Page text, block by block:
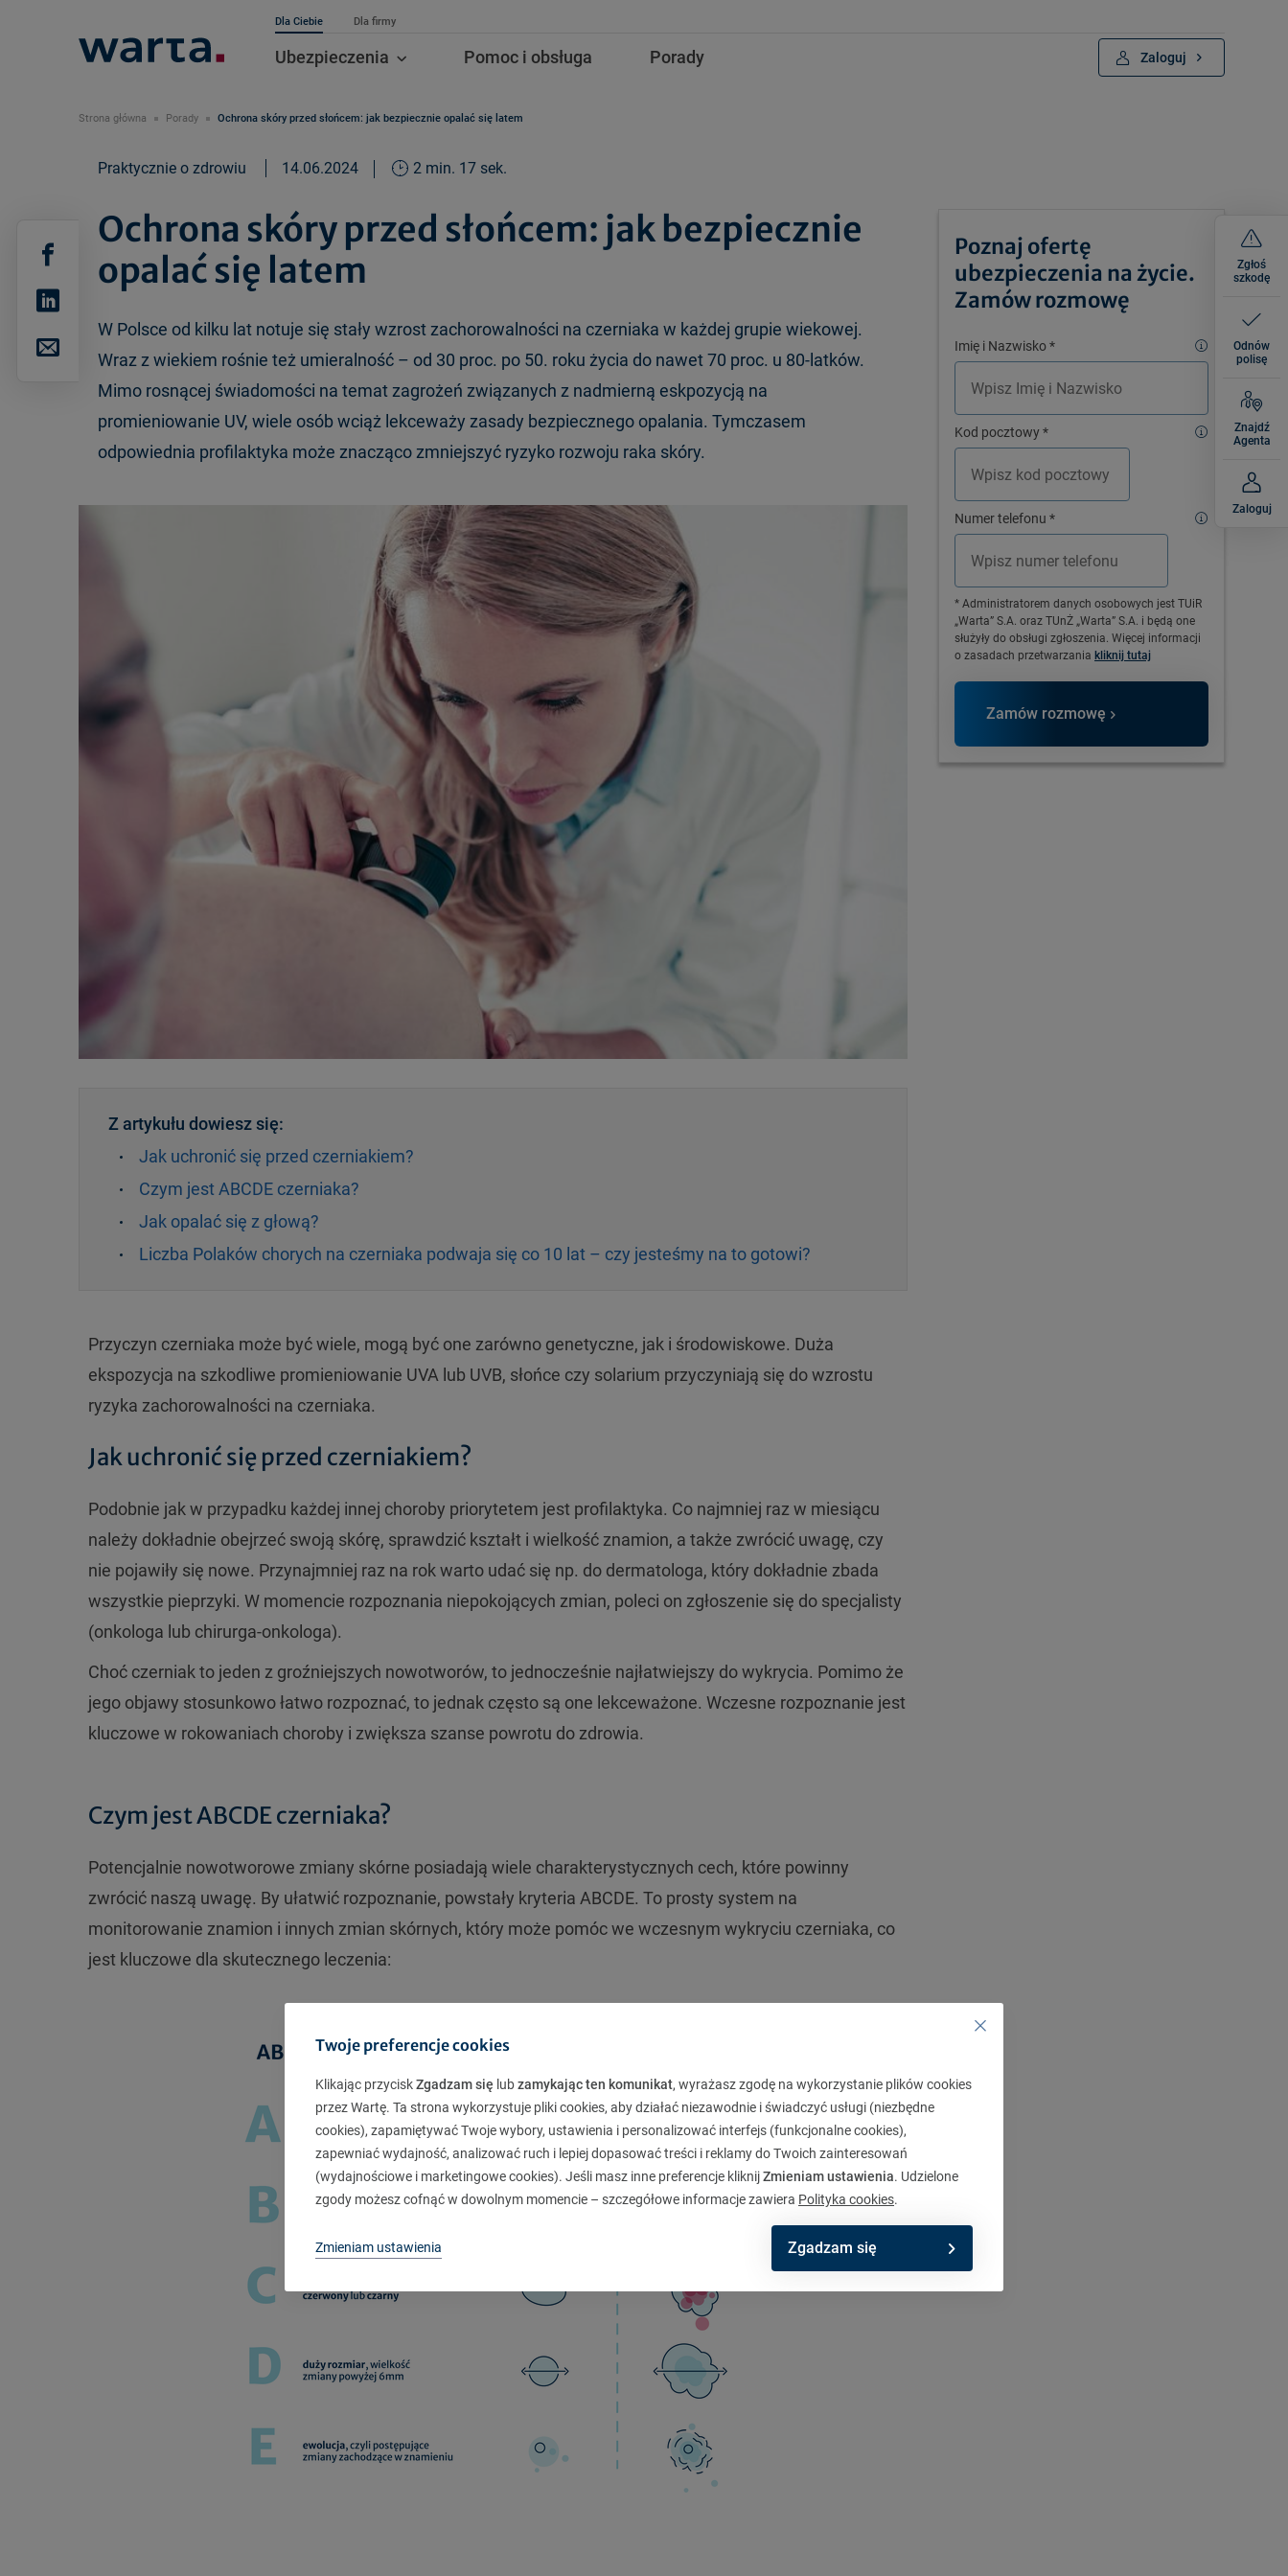
Dla Ciebie Dla firmy
Ubezpieczenia Pomoc i obsługa Porady Zaloguj
Strona główna Porady Ochrona skóry przed słońcem: jak bezpiecznie opalać się latem
Praktycznie o zdrowiu 14.06.2024 2 min. 17 sek.
Ochrona skóry przed słońcem: jak bezpiecznie
opalać się latem
W Polsce od kilku lat notuje się stały wzrost zachorowalności na czerniaka w każdej grupie wiekowej.
Wraz z wiekiem rośnie też umieralność – od 30 proc. po 50. roku życia do nawet 70 proc. u 80-latków.
Mimo rosnącej świadomości na temat zagrożeń związanych z nadmierną eskpozycją na
promieniowanie UV, wiele osób wciąż lekceważy zasady bezpiecznego opalania. Tymczasem
odpowiednia profilaktyka może znacząco zmniejszyć ryzyko rozwoju raka skóry.
Z artykułu dowiesz się:
Jak uchronić się przed czerniakiem?
Czym jest ABCDE czerniaka?
Jak opalać się z głową?
Liczba Polaków chorych na czerniaka podwaja się co 10 lat – czy jesteśmy na to gotowi?
Przyczyn czerniaka może być wiele, mogą być one zarówno genetyczne, jak i środowiskowe. Duża
ekspozycja na szkodliwe promieniowanie UVA lub UVB, słońce czy solarium przyczyniają się do wzrostu
ryzyka zachorowalności na czerniaka.
Jak uchronić się przed czerniakiem?
Podobnie jak w przypadku każdej innej choroby priorytetem jest profilaktyka. Co najmniej raz w miesiącu
należy dokładnie obejrzeć swoją skórę, sprawdzić kształt i wielkość znamion, a także zwrócić uwagę, czy
nie pojawiły się nowe. Przynajmniej raz na rok warto udać się np. do dermatologa, który dokładnie zbada
wszystkie pieprzyki. W momencie rozpoznania niepokojących zmian, poleci on zgłoszenie się do specjalisty
(onkologa lub chirurga-onkologa).
Choć czerniak to jeden z groźniejszych nowotworów, to jednocześnie najłatwiejszy do wykrycia. Pomimo że
jego objawy stosunkowo łatwo rozpoznać, to jednak często są one lekceważone. Wczesne rozpoznanie jest
kluczowe w rokowaniach choroby i zwiększa szanse powrotu do zdrowia.
Czym jest ABCDE czerniaka?
Potencjalnie nowotworowe zmiany skórne posiadają wiele charakterystycznych cech, które powinny
zwrócić naszą uwagę. By ułatwić rozpoznanie, powstały kryteria ABCDE. To prosty system na
monitorowanie znamion i innych zmian skórnych, który może pomóc we wczesnym wykryciu czerniaka, co
jest kluczowe dla skutecznego leczenia:
Poznaj ofertę
ubezpieczenia na życie.
Zamów rozmowę
Imię i Nazwisko*
Kod pocztowy*
Numer telefonu *
* Administratorem danych osobowych jest TUiR
„Warta” S.A. oraz TUnŻ „Warta” S.A. i będą one
służyły do obsługi zgłoszenia. Więcej informacji
o zasadach przetwarzania kliknij tutaj
Zamów rozmowę
Zgłoś
szkodę
Odnów
polisę
Znajdź
Agenta
Zaloguj
Twoje preferencje cookies
Klikając przyciskZgadzam się lubzamykając ten komunikat, wyrażasz zgodę na wykorzystanie plików cookies
przez Wartę. Ta strona wykorzystuje pliki cookies, aby działać niezawodnie i świadczyć usługi (niezbędne
cookies), zapamiętywać Twoje wybory, ustawienia i personalizować interfejs (funkcjonalne cookies),
zapewniać wydajność, analizować ruch i lepiej dopasować treści i reklamy do Twoich zainteresowań
(wydajnościowe i marketingowe cookies). Jeśli masz inne preferencje kliknijZmieniam ustawienia. Udzielone
zgody możesz cofnąć w dowolnym momencie – szczegółowe informacje zawiera Polityka cookies.
Zmieniam ustawienia Zgadzam się